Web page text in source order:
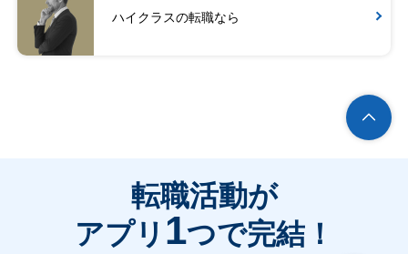
ハイクラスの転職なら
転職活動が
アプリ 1つで完結！